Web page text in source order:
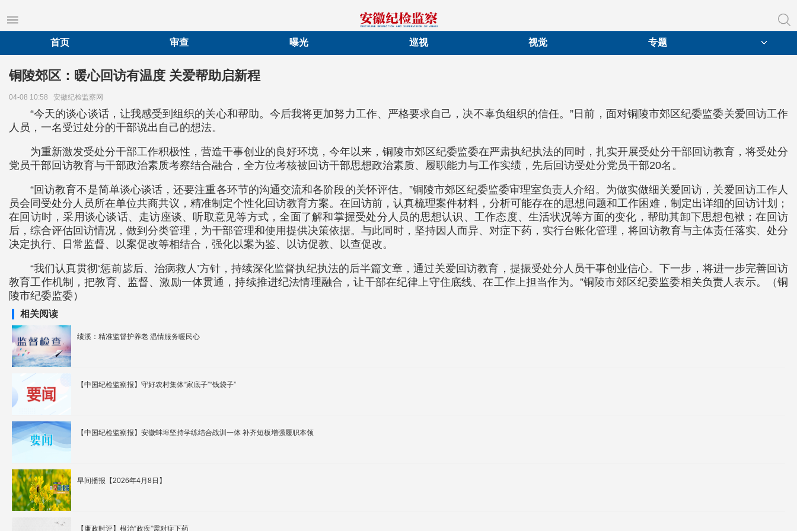
首页
审查 曝光 巡视 视觉 专题
铜陵郊区：暖心回访有温度 关爱帮助启新程
04-08 10:58 安徽纪检监察网
“今天的谈心谈话，让我感受到组织的关心和帮助。今后我将更加努力工作、严格要求自己，决不辜负组织的信任。”日前，面对铜陵市郊区纪委监委关爱回访工作
人员，一名受过处分的干部说出自己的想法。
为重新激发受处分干部工作积极性，营造干事创业的良好环境，今年以来，铜陵市郊区纪委监委在严肃执纪执法的同时，扎实开展受处分干部回访教育，将受处分
党员干部回访教育与干部政治素质考察结合融合，全方位考核被回访干部思想政治素质、履职能力与工作实绩，先后回访受处分党员干部20名。
“回访教育不是简单谈心谈话，还要注重各环节的沟通交流和各阶段的关怀评估。”铜陵市郊区纪委监委审理室负责人介绍。为做实做细关爱回访，关爱回访工作人
员会同受处分人员所在单位共商共议，精准制定个性化回访教育方案。在回访前，认真梳理案件材料，分析可能存在的思想问题和工作困难，制定出详细的回访计划；
在回访时，采用谈心谈话、走访座谈、听取意见等方式，全面了解和掌握受处分人员的思想认识、工作态度、生活状况等方面的变化，帮助其卸下思想包袱；在回访
后，综合评估回访情况，做到分类管理，为干部管理和使用提供决策依据。与此同时，坚持因人而异、对症下药，实行台账化管理，将回访教育与主体责任落实、处分
决定执行、日常监督、以案促改等相结合，强化以案为鉴、以访促教、以查促改。
“我们认真贯彻‘惩前毖后、治病救人’方针，持续深化监督执纪执法的后半篇文章，通过关爱回访教育，提振受处分人员干事创业信心。下一步，将进一步完善回访
教育工作机制，把教育、监督、激励一体贯通，持续推进纪法情理融合，让干部在纪律上守住底线、在工作上担当作为。”铜陵市郊区纪委监委相关负责人表示。（铜
陵市纪委监委）
相关阅读
绩溪：精准监督护养老 温情服务暖民心
【中国纪检监察报】守好农村集体“家底子”“钱袋子”
【中国纪检监察报】安徽蚌埠坚持学练结合战训一体 补齐短板增强履职本领
早间播报【2026年4月8日】
【廉政时评】根治“政疾”需对症下药